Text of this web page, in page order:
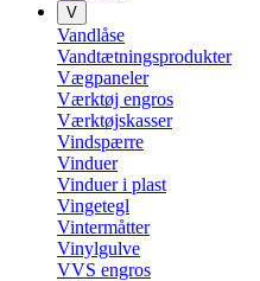
V
Vandlåse
Vandtætningsprodukter
Vægpaneler
Værktøj engros
Værktøjskasser
Vindspærre
Vinduer
Vinduer i plast
Vingetegl
Vintermåtter
Vinylgulve
VVS engros